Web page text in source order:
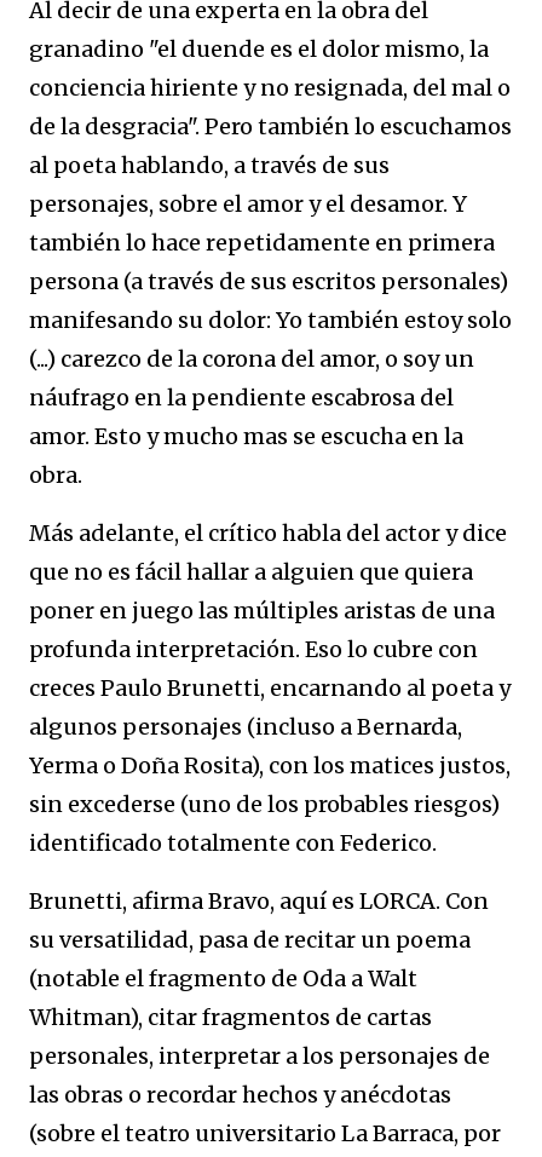
Al decir de una experta en la obra del
granadino "el duende es el dolor mismo, la
conciencia hiriente y no resignada, del mal o
de la desgracia". Pero también lo escuchamos
al poeta hablando, a través de sus
personajes, sobre el amor y el desamor. Y
también lo hace repetidamente en primera
persona (a través de sus escritos personales)
manifesando su dolor: Yo también estoy solo
(...) carezco de la corona del amor, o soy un
náufrago en la pendiente escabrosa del
amor. Esto y mucho mas se escucha en la
obra.
Más adelante, el crítico habla del actor y dice
que no es fácil hallar a alguien que quiera
poner en juego las múltiples aristas de una
profunda interpretación. Eso lo cubre con
creces Paulo Brunetti, encarnando al poeta y
algunos personajes (incluso a Bernarda,
Yerma o Doña Rosita), con los matices justos,
sin excederse (uno de los probables riesgos)
identificado totalmente con Federico.
Brunetti, afirma Bravo, aquí es LORCA. Con
su versatilidad, pasa de recitar un poema
(notable el fragmento de Oda a Walt
Whitman), citar fragmentos de cartas
personales, interpretar a los personajes de
las obras o recordar hechos y anécdotas
(sobre el teatro universitario La Barraca, por